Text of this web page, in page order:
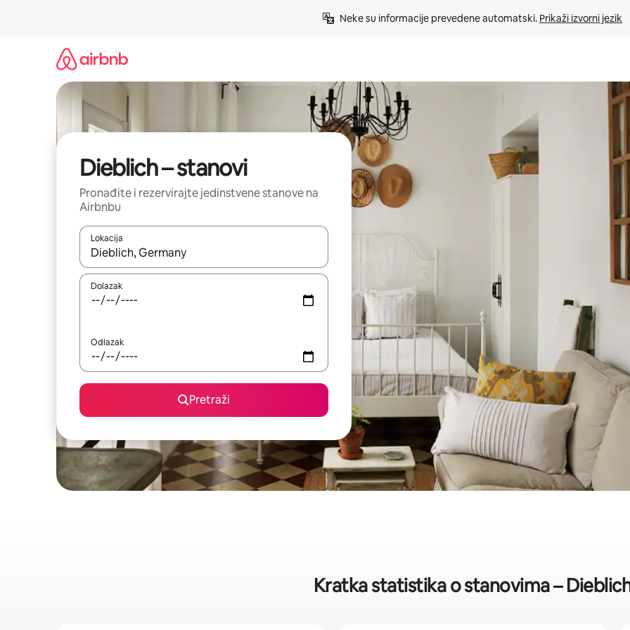
Neke su informacije prevedene automatski. Prikaži izvorni jezik
Dieblich – stanovi
Pronađite i rezervirajte jedinstvene stanove na
Airbnbu
Lokacija
Kada budu dostupni rezultati, moći ćete ih pregledati koristeći se strelicama prema gore i prema dolje, kao i dodirom
Dolazak
Odlazak
Pretraži
Kratka statistika o stanovima –